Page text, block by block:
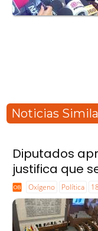
Noticias
Diputados
justifica que
Oxígeno Política